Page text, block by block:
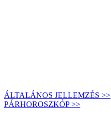
ÁLTALÁNOS JELLEMZÉS >>
PÁRHOROSZKÓP >>